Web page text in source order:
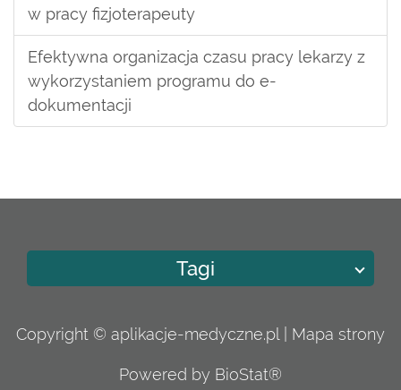
w pracy fizjoterapeuty
Efektywna organizacja czasu pracy lekarzy z
wykorzystaniem programu do e-
dokumentacji
Tagi
Copyright © aplikacje-medyczne.pl | Mapa strony
Powered by BioStat®